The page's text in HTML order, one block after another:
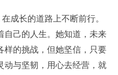
成长的道路上不断前行。
自己的人生。她知道，未来
样的挑战，但她坚信，只要
动与坚韧，用心去经营，就